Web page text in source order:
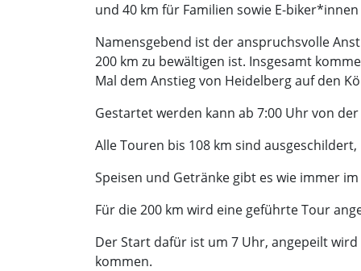
und 40 km für Familien sowie E-
Namensgebend ist der anspruchsvolle
200 km zu bewältigen ist. Insgesamt
Mal dem Anstieg von Heidelberg auf den
Gestartet werden kann ab 7:00 Uhr von
Alle Touren bis 108 km sind
Speisen und Getränke gibt es wie immer
Für die 200 km wird eine geführte Tour
Der Start dafür ist um 7 Uhr, angepeilt
kommen.